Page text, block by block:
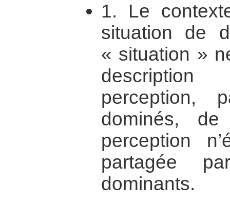
1. Le
situation de
« situation »
perception,
dominés,
perception
partagée
dominants.